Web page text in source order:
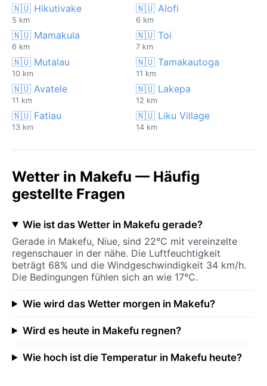
🇳🇺 Hikutivake
5 km
🇳🇺 Alofi
6 km
🇳🇺 Mamakula
6 km
🇳🇺 Toi
7 km
🇳🇺 Mutalau
10 km
🇳🇺 Tamakautoga
11 km
🇳🇺 Avatele
11 km
🇳🇺 Lakepa
12 km
🇳🇺 Fatiau
13 km
🇳🇺 Liku Village
14 km
Wetter in Makefu — Häufig
gestellte Fragen
Wie ist das Wetter in Makefu gerade?
Gerade in Makefu, Niue, sind 22°C mit vereinzelte
regenschauer in der nähe. Die Luftfeuchtigkeit
beträgt 68% und die Windgeschwindigkeit 34 km/h.
Die Bedingungen fühlen sich an wie 17°C.
Wie wird das Wetter morgen in Makefu?
Wird es heute in Makefu regnen?
Wie hoch ist die Temperatur in Makefu heute?